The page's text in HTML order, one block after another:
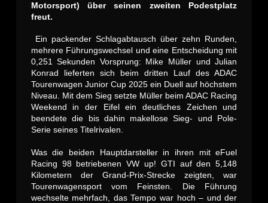
Motorsport) über seinen zweiten Podestplatz
freut.
Ein packender Schlagabtausch über zehn Runden,
mehrere Führungswechsel und eine Entscheidung mit
0,251 Sekunden Vorsprung: Mike Müller und Julian
Konrad lieferten sich beim dritten Lauf des ADAC
Tourenwagen Junior Cup 2025 ein Duell auf höchstem
Niveau. Mit dem Sieg setzte Müller beim ADAC Racing
Weekend in der Eifel ein deutliches Zeichen und
beendete die bis dahin makellose Sieg- und Pole-
Serie seines Titelrivalen.
Was die beiden Hauptdarsteller in ihren mit eFuel
Racing 98 betriebenen VW up! GTI auf den 5,148
Kilometern der Grand-Prix-Strecke zeigten, war
Tourenwagensport vom Feinsten. Die Führung
wechselte mehrfach, das Tempo war hoch – und der